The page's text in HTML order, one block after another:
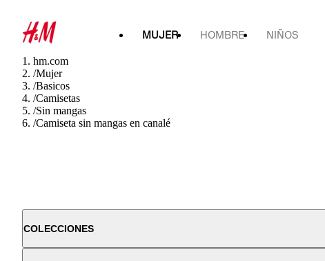
MUJER HOMBRE NIÑOS
hm.com
/Mujer
/Basicos
/Camisetas
/Sin mangas
/Camiseta sin mangas en canalé
COLECCIONES